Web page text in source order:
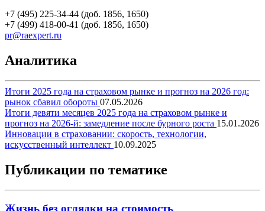
+7 (495) 225-34-44 (доб. 1856, 1650)
+7 (499) 418-00-41 (доб. 1856, 1650)
pr@raexpert.ru
Аналитика
Итоги 2025 года на страховом рынке и прогноз на 2026 год:
рынок сбавил обороты 07.05.2026
Итоги девяти месяцев 2025 года на страховом рынке и
прогноз на 2026-й: замедление после бурного роста 15.01.2026
Инновации в страховании: скорость, технологии,
искусственный интеллект 10.09.2025
Публикации по тематике
Жизнь без оглядки на стоимость